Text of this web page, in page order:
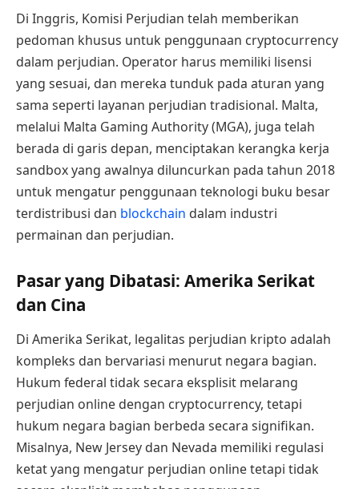
Di Inggris, Komisi Perjudian telah memberikan
pedoman khusus untuk penggunaan cryptocurrency
dalam perjudian. Operator harus memiliki lisensi
yang sesuai, dan mereka tunduk pada aturan yang
sama seperti layanan perjudian tradisional. Malta,
melalui Malta Gaming Authority (MGA), juga telah
berada di garis depan, menciptakan kerangka kerja
sandbox yang awalnya diluncurkan pada tahun 2018
untuk mengatur penggunaan teknologi buku besar
terdistribusi dan blockchain dalam industri
permainan dan perjudian.
Pasar yang Dibatasi: Amerika Serikat
dan Cina
Di Amerika Serikat, legalitas perjudian kripto adalah
kompleks dan bervariasi menurut negara bagian.
Hukum federal tidak secara eksplisit melarang
perjudian online dengan cryptocurrency, tetapi
hukum negara bagian berbeda secara signifikan.
Misalnya, New Jersey dan Nevada memiliki regulasi
ketat yang mengatur perjudian online tetapi tidak